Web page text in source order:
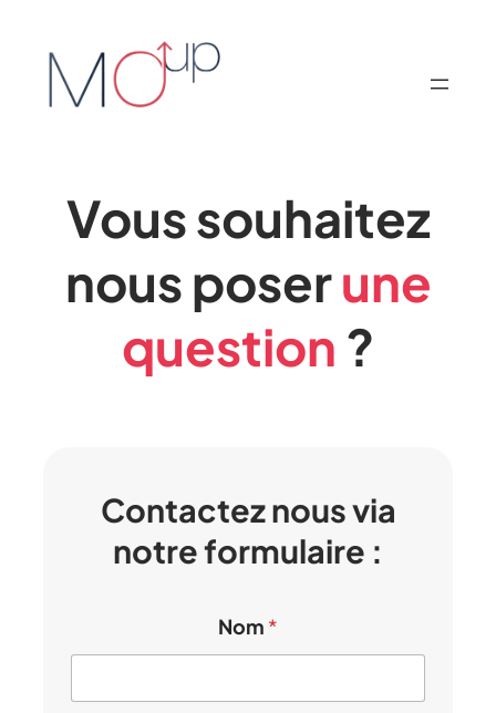
contenu
Vous souhaitez
nous poserune
question ?
Contactez nous via
notre formulaire :
Nom *